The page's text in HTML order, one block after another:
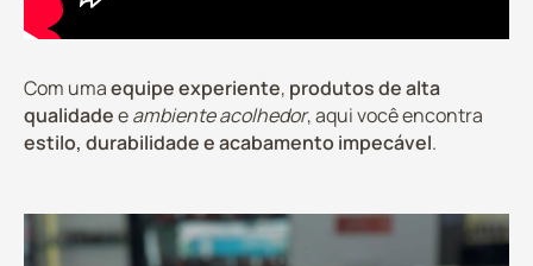
Com umaequipe experiente, produtos de alta
qualidadeeambiente acolhedor, aqui você encontra
estilo, durabilidade e acabamento impecável.